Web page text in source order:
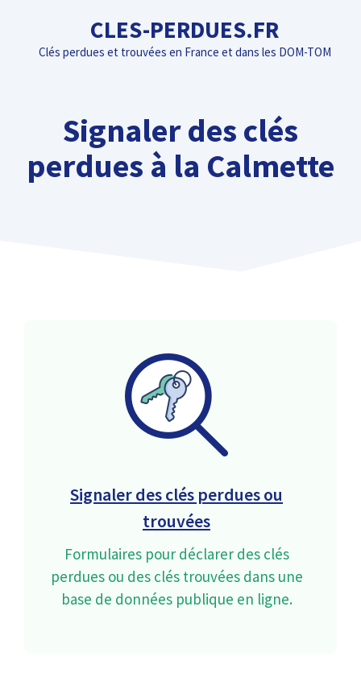
contenu
CLES-PERDUES.FR
Clés perdues et trouvées en France et dans les DOM-TOM
Signaler des clés
perdues à la Calmette
Signaler des clés perdues ou
trouvées
Formulaires pour déclarer des clés
perdues ou des clés trouvées dans une
base de données publique en ligne.